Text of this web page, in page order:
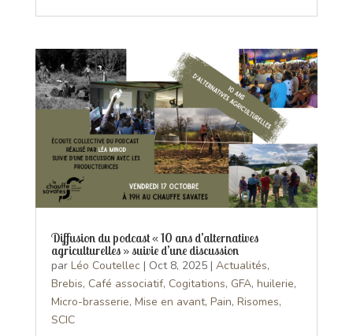
Diffusion du podcast « 10 ans d’alternatives
agriculturelles » suivie d’une discussion
par Léo Coutellec | Oct 8, 2025| Actualités,
Brebis, Café associatif, Cogitations, GFA, huilerie,
Micro-brasserie, Mise en avant, Pain, Risomes,
SCIC